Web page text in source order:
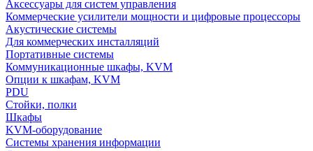
Аксессуары для систем управления
Коммерческие усилители мощности и цифровые процессоры
Акустические системы
Для коммерческих инсталляций
Портативные системы
Коммуникационные шкафы, KVM
Опции к шкафам, KVM
PDU
Стойки, полки
Шкафы
KVM-оборудование
Системы хранения информации